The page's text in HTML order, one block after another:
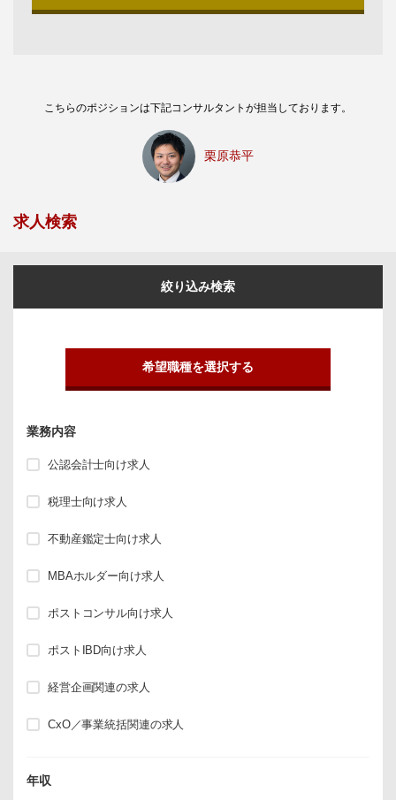
こちらのポジションは下記コンサルタントが担当しております。
栗原恭平
求人検索
絞り込み検索
希望職種を選択する
業務内容
公認会計士向け求人
税理士向け求人
不動産鑑定士向け求人
MBAホルダー向け求人
ポストコンサル向け求人
ポストIBD向け求人
経営企画関連の求人
CxO／事業統括関連の求人
年収